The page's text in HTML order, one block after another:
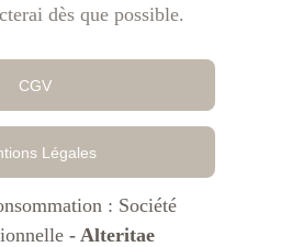
CGV
Légales
dès que possible.
: Société
- Alteritae